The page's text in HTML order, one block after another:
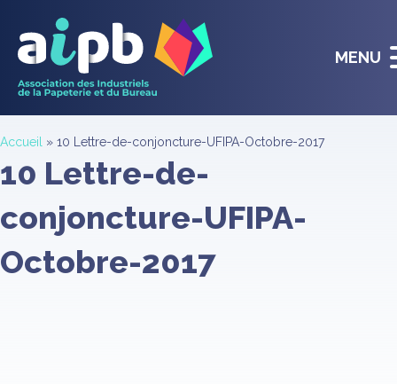
MENU
Accueil » 10 Lettre-de-conjoncture-UFIPA-Octobre-2017
10 Lettre-de-
conjoncture-UFIPA-
Octobre-2017